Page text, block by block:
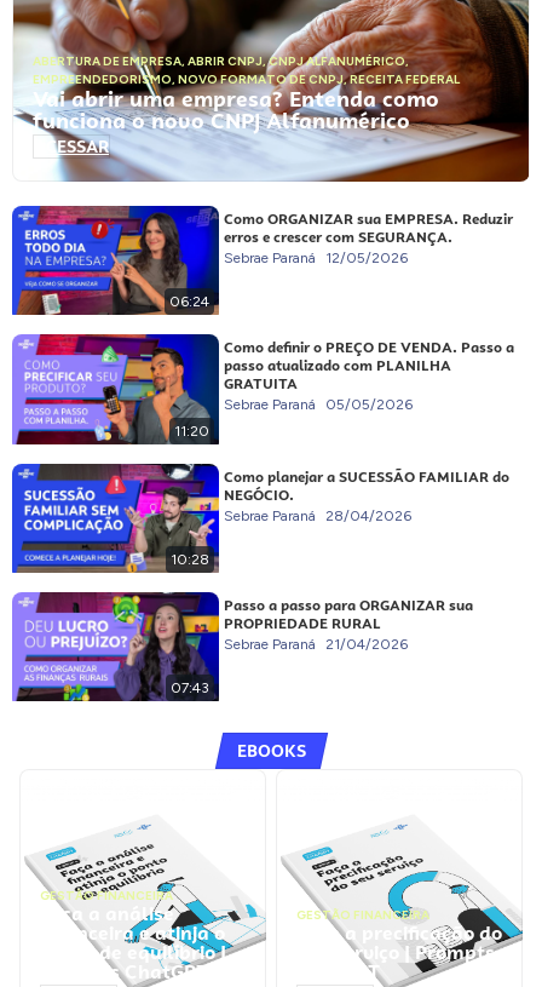
ABERTURA DE EMPRESA, ABRIR CNPJ,CNPJ ALFANUMÉRICO,
EMPREENDEDORISMO, NOVO FORMATO DE CNPJ,RECEITA FEDERAL
Vai abrir uma empresa? Entenda como
funciona o novo CNPJ Alfanumérico
ACESSAR
06:24
Como ORGANIZAR sua EMPRESA. Reduzir
erros e crescer com SEGURANÇA.
Sebrae Paraná 12/05/2026
11:20
Como definir o PREÇO DE VENDA. Passo a
passo atualizado com PLANILHA
GRATUITA
Sebrae Paraná 05/05/2026
10:28
Como planejar a SUCESSÃO FAMILIAR do
NEGÓCIO.
Sebrae Paraná 28/04/2026
07:43
Passo a passo para ORGANIZAR sua
PROPRIEDADE RURAL
Sebrae Paraná 21/04/2026
EBOOKS
GESTÃO FINANCEIRA
Faça a análise
financeira e atinja o
ponto de equilíbrio |
Prompts ChatGPT
GESTÃO FINANCEIRA
Faça a precificação do
seu serviço | Prompts
ChatGPT